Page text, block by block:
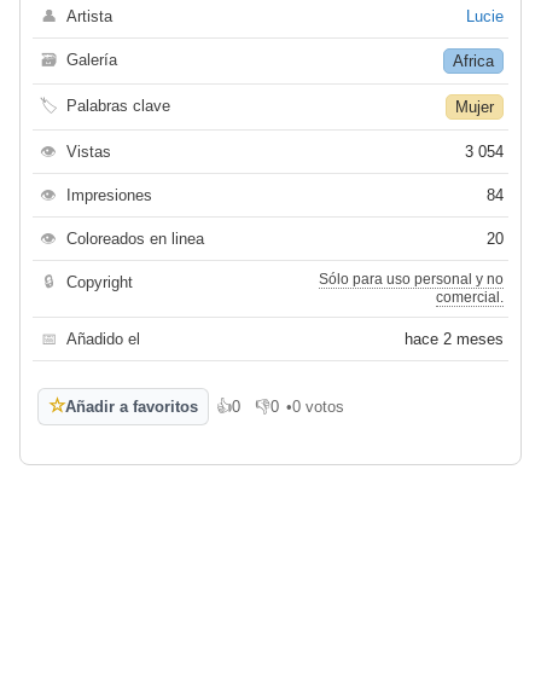
👤 Artista Lucie
🗃 Galería Africa
🏷 Palabras clave Mujer
👁 Vistas 3 054
👁 Impresiones 84
👁 Coloreados en linea 20
🔒 Copyright
Sólo para uso personal y no
comercial.
📅 Añadido el hace 2 meses
☆Añadir a favoritos 👍0
Me gusta
👎0
No me gusta
•0 votos